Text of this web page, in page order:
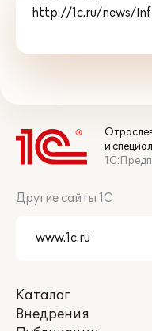
http://1c.ru/news/
и
Другие сайты 1С
Каталог
Внедрения